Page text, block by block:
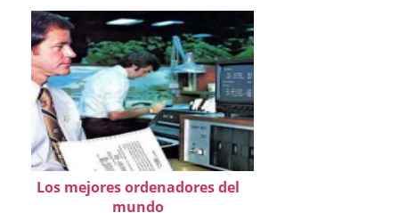
Los mejores ordenadores del
mundo